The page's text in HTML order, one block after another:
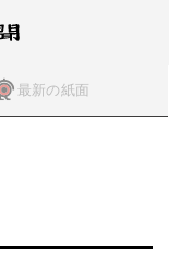
最新の紙面